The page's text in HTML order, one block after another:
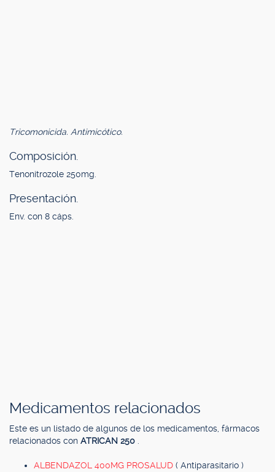
Tricomonicida. Antimicótico.
Composición.
Tenonitrozole 250mg.
Presentación.
Env. con 8 cáps.
Medicamentos relacionados
Este es un listado de algunos de los medicamentos, fármacos
relacionados con ATRICAN 250
ALBENDAZOL 400MG PROSALUD ( Antiparasitario )